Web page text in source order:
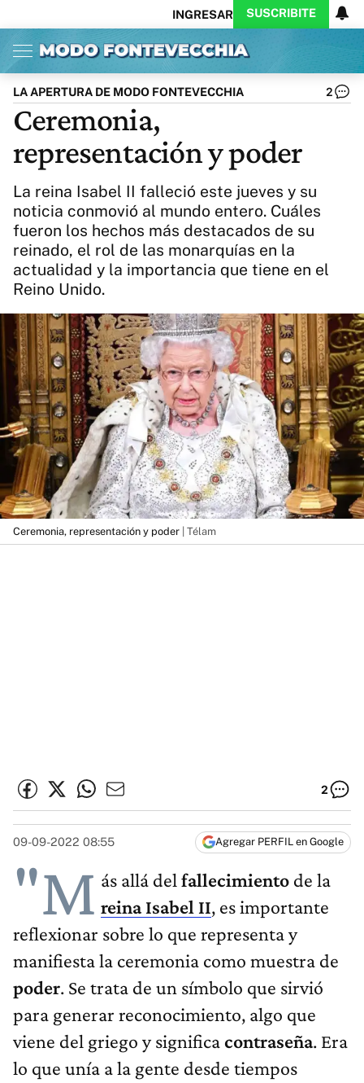
INGRESAR SUSCRIBITE
Inicio Ahora
Opinión
Política
Ciencia
Protagonistas
Cultura
Arte
Deportes
CARAS
Exitoina
Turismo
Videos
Córdoba
Reperfilar
Business
Noticias
Caras
Exitoina
Gaming
Vivo
Diario del Juicio
Actualidad
LA APERTURA DE MODO FONTEVECCHIA 2
Ceremonia,
representación y poder
La reina Isabel II falleció este jueves y su
noticia conmovió al mundo entero. Cuáles
fueron los hechos más destacados de su
reinado, el rol de las monarquías en la
actualidad y la importancia que tiene en el
Reino Unido.
Ceremonia, representación y poder | Télam
2
09-09-2022 08:55 Agregar PERFIL en Google
"M ás allá del fallecimiento de la
reina Isabel II, es importante
reflexionar sobre lo que representa y
manifiesta la ceremonia como muestra de
poder. Se trata de un símbolo que sirvió
para generar reconocimiento, algo que
viene del griego y significacontraseña. Era
lo que unía a la gente desde tiempos